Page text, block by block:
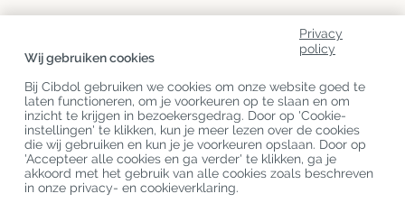
Klantenservice
Laatste CBD Blogs
Privacy
policy
Wij gebruiken cookies
Bij Cibdol gebruiken we cookies om onze website goed te
laten functioneren, om je voorkeuren op te slaan en om
inzicht te krijgen in bezoekersgedrag. Door op 'Cookie-
instellingen' te klikken, kun je meer lezen over de cookies
die wij gebruiken en kun je je voorkeuren opslaan. Door op
'Accepteer alle cookies en ga verder' te klikken, ga je
akkoord met het gebruik van alle cookies zoals beschreven
in onze privacy- en cookieverklaring.
Copyright © Cibdol
Last updated 09-08-2026
Cibdol bv
, Handelsweg 1a, 5492NL Sint-Oedenrode, the Netherlands
KvK: 76495035 VAT: NL860644923B01